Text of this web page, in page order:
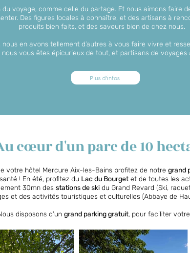
voyage, comme celle du partage. Et nous aimons faire
Des figures locales à connaître, et des artisans à
produits bien faits, et des saveurs bien de chez nous.
en avons tellement d’autres à vous faire vivre et
nous vous êtes épicurieux de tout, et partisans de
Plus d'infos
cœur d'un parc de 10
votre hôtel Mercure Aix-les-Bains profitez de notre grand
! En été, profitez du Lac du Bourgetet de toutes les
30mn des stations de ski du Grand Revard (Ski,
et des activités touristiques et culturelles (Abbaye de
disposons d’un grand parking gratuit, pour faciliter